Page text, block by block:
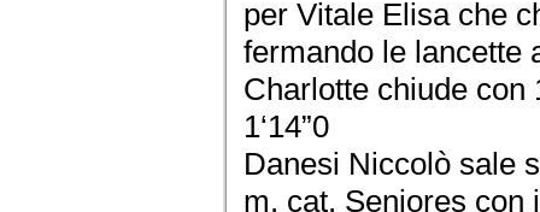
per Vitale Elisa che
fermando le lancette
Charlotte chiude con
1‘14”0
Danesi Niccolò sale
m. cat. Seniores con